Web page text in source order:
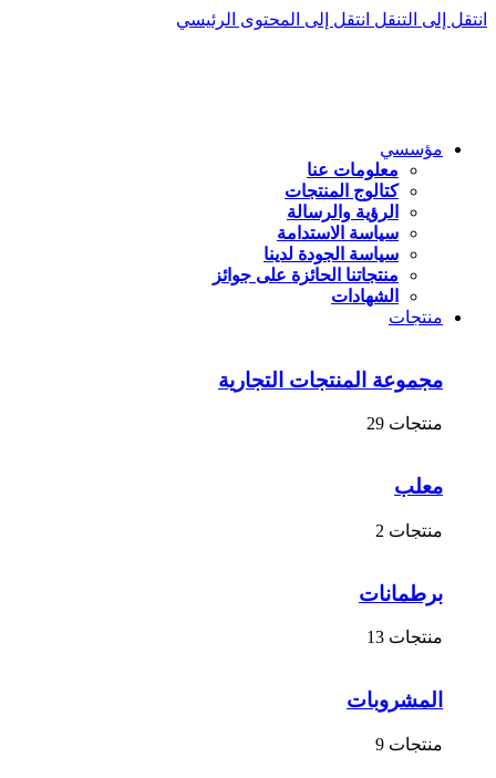
انتقل إلى التنقل انتقل إلى المحتوى الرئيسي
مؤسسي
معلومات عنا
كتالوج المنتجات
الرؤية والرسالة
سياسة الاستدامة
سياسة الجودة لدينا
منتجاتنا الحائزة على جوائز
الشهادات
منتجات
مجموعة المنتجات التجارية
منتجات 29
معلب
منتجات 2
برطمانات
منتجات 13
المشروبات
منتجات 9